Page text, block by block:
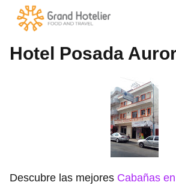
Hotel Posada
Descubre las mejores Cabañas